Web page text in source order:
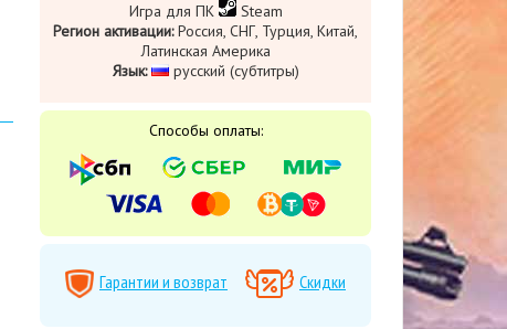
Игра для ПК
Steam
Регион активации:Россия, СНГ, Турция, Китай,
Латинская Америка
Язык:
русский (субтитры)
Способы оплаты:
Гарантии и возврат Скидки